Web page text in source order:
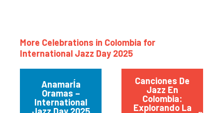
More Celebrations in Colombia for
International Jazz Day 2025
AnamarÍa
Oramas –
International
Canciones De
Jazz En
Colombia:
Explorando La